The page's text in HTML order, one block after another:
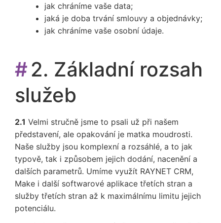
jak chráníme vaše data;
jaká je doba trvání smlouvy a objednávky;
jak chráníme vaše osobní údaje.
#2. Základní rozsah
služeb
2.1 Velmi stručně jsme to psali už při našem
představení, ale opakování je matka moudrosti.
Naše služby jsou komplexní a rozsáhlé, a to jak
typově, tak i způsobem jejich dodání, nacenění a
dalších parametrů. Umíme využít RAYNET CRM,
Make i další softwarové aplikace třetích stran a
služby třetích stran až k maximálnímu limitu jejich
potenciálu.